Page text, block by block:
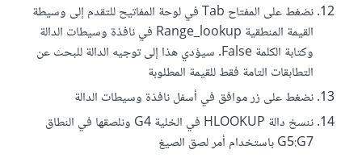
نضغط على المفتاح Tab في لوحة المفاتيح للتقدم إلى وسيطة
القيمة المنطقية Range_lookup في نافذة وسيطات الدالة
وكتابة الكلمة False. سيؤدي هذا إلى توجيه الدالة للبحث عن
التطابقات التامة فقط للقيمة المطلوبة
نضغط على زر موافق في أسفل نافذة وسيطات الدالة
ننسخ دالة HLOOKUP في الخلية G4 ونلصقها في النطاق
G5:G7 باستخدام أمر لصق الصيغ